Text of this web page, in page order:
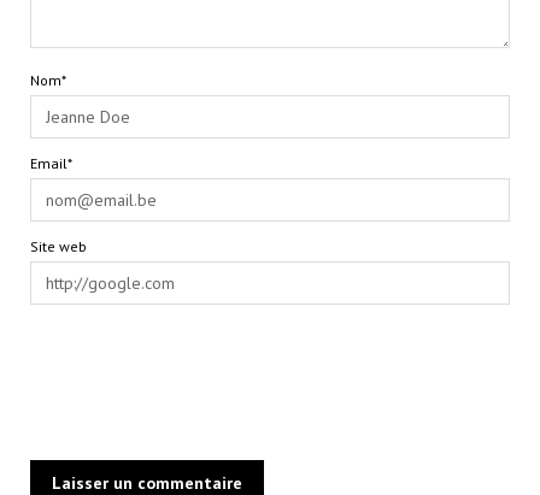
Nom*
Email*
Site web